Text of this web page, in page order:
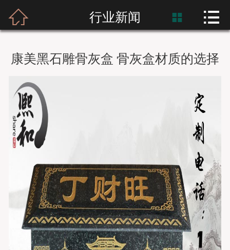
首页
新闻资讯
 行业新闻  
康美黑石雕骨灰盒 骨灰盒材质的选择